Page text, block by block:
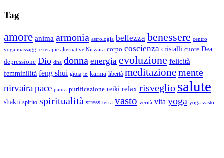
Tag
amore anima armonia astrologia bellezza benessere centro
yoga massaggi e terapie alternative Nirvaira corpo coscienza cristalli cuore Dea
depressione Dio dna donna energia evoluzione felicità
femminilità feng shui gioia io karma libertà meditazionemente
nirvairapace paura purificazione reiki relax risveglio salute
shakti spirito spiritualità stress terra vasto verità vita yoga yoga vasto